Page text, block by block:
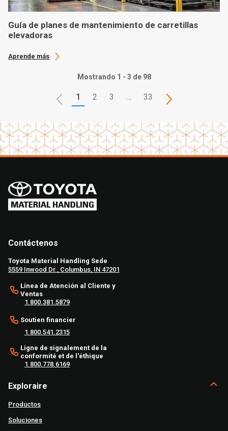
Guía de planes de mantenimiento de carretillas
elevadoras
Aprende más
Mostrando 1 - 3 de 98
1 2 3 33
Contáctenos
Toyota Material Handling Sede
5559 Inwood Dr., Columbus, IN 47201
Línea de Atención al Cliente y
Ventas
1.800.381.5879
Soutien financier
1.800.541.2315
Ligne de signalement de la
conformité et de l'éthique
1.800.778.6169
Exploraire
Productos
Soluciones